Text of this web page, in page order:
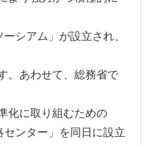
シアム」が設立され、
あわせて、総務省で
に取り組むための
ンター」を同日に設立